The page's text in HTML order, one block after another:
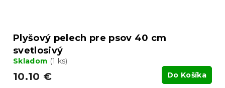
Plyšový pelech pre psov 40 cm
svetlosivý
Skladom (1 ks)
10.10 € Do Košíka